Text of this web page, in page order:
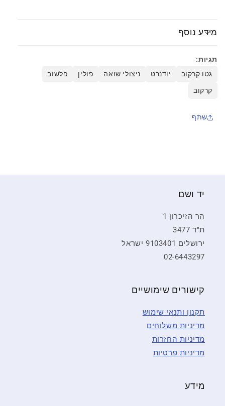
מידע נוסף
תגיות:
גטו קרקוב
יודנרט ניצולי שואה פולין פלשוב
קרקוב
שתף
יד ושם
הר הזיכרון 1
ת"ד 3477
ירושלים 9103401 ישראל
02-6443297
קישורים שימושיים
תקנון ותנאי שימוש
מדיניות משלוחים
מדיניות החזרות
מדיניות פרטיות
מידע